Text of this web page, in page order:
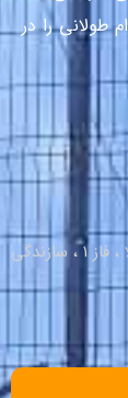
طولانی را در
دفتر فروش : گلستان ، گرگان ، شهرک صنعتی آق قلا ، فاز 1 ، سازندگی